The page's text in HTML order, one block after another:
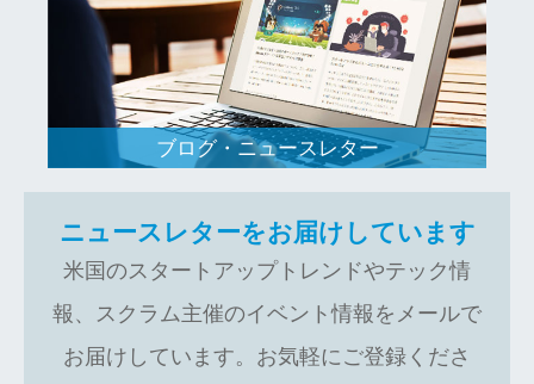
ブログ・ニュースレター
ニュースレターをお届けしています
米国のスタートアップトレンドやテック情
報、スクラム主催のイベント情報をメールで
お届けしています。お気軽にご登録くださ